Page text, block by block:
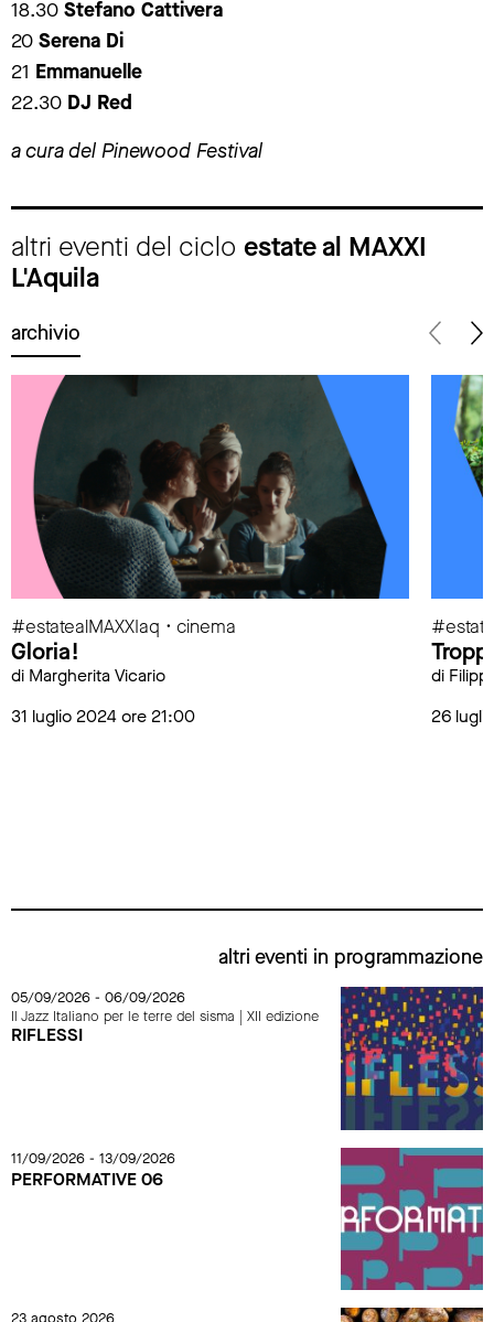
18.30 Stefano Cattivera
20 Serena Di
21 Emmanuelle
22.30 DJ Red
a cura del Pinewood Festival
altri eventi del ciclo estate al MAXXI
L'Aquila
archivio
#estatealMAXXIaq • cinema
Gloria!
di Margherita Vicario
31 luglio 2024 ore 21:00
di
26
altri eventi in programmazione
05/09/2026 - 06/09/2026
Il Jazz Italiano per le terre del sisma | XII edizione
RIFLESSI
11/09/2026 - 13/09/2026
PERFORMATIVE 06
23 agosto 2026